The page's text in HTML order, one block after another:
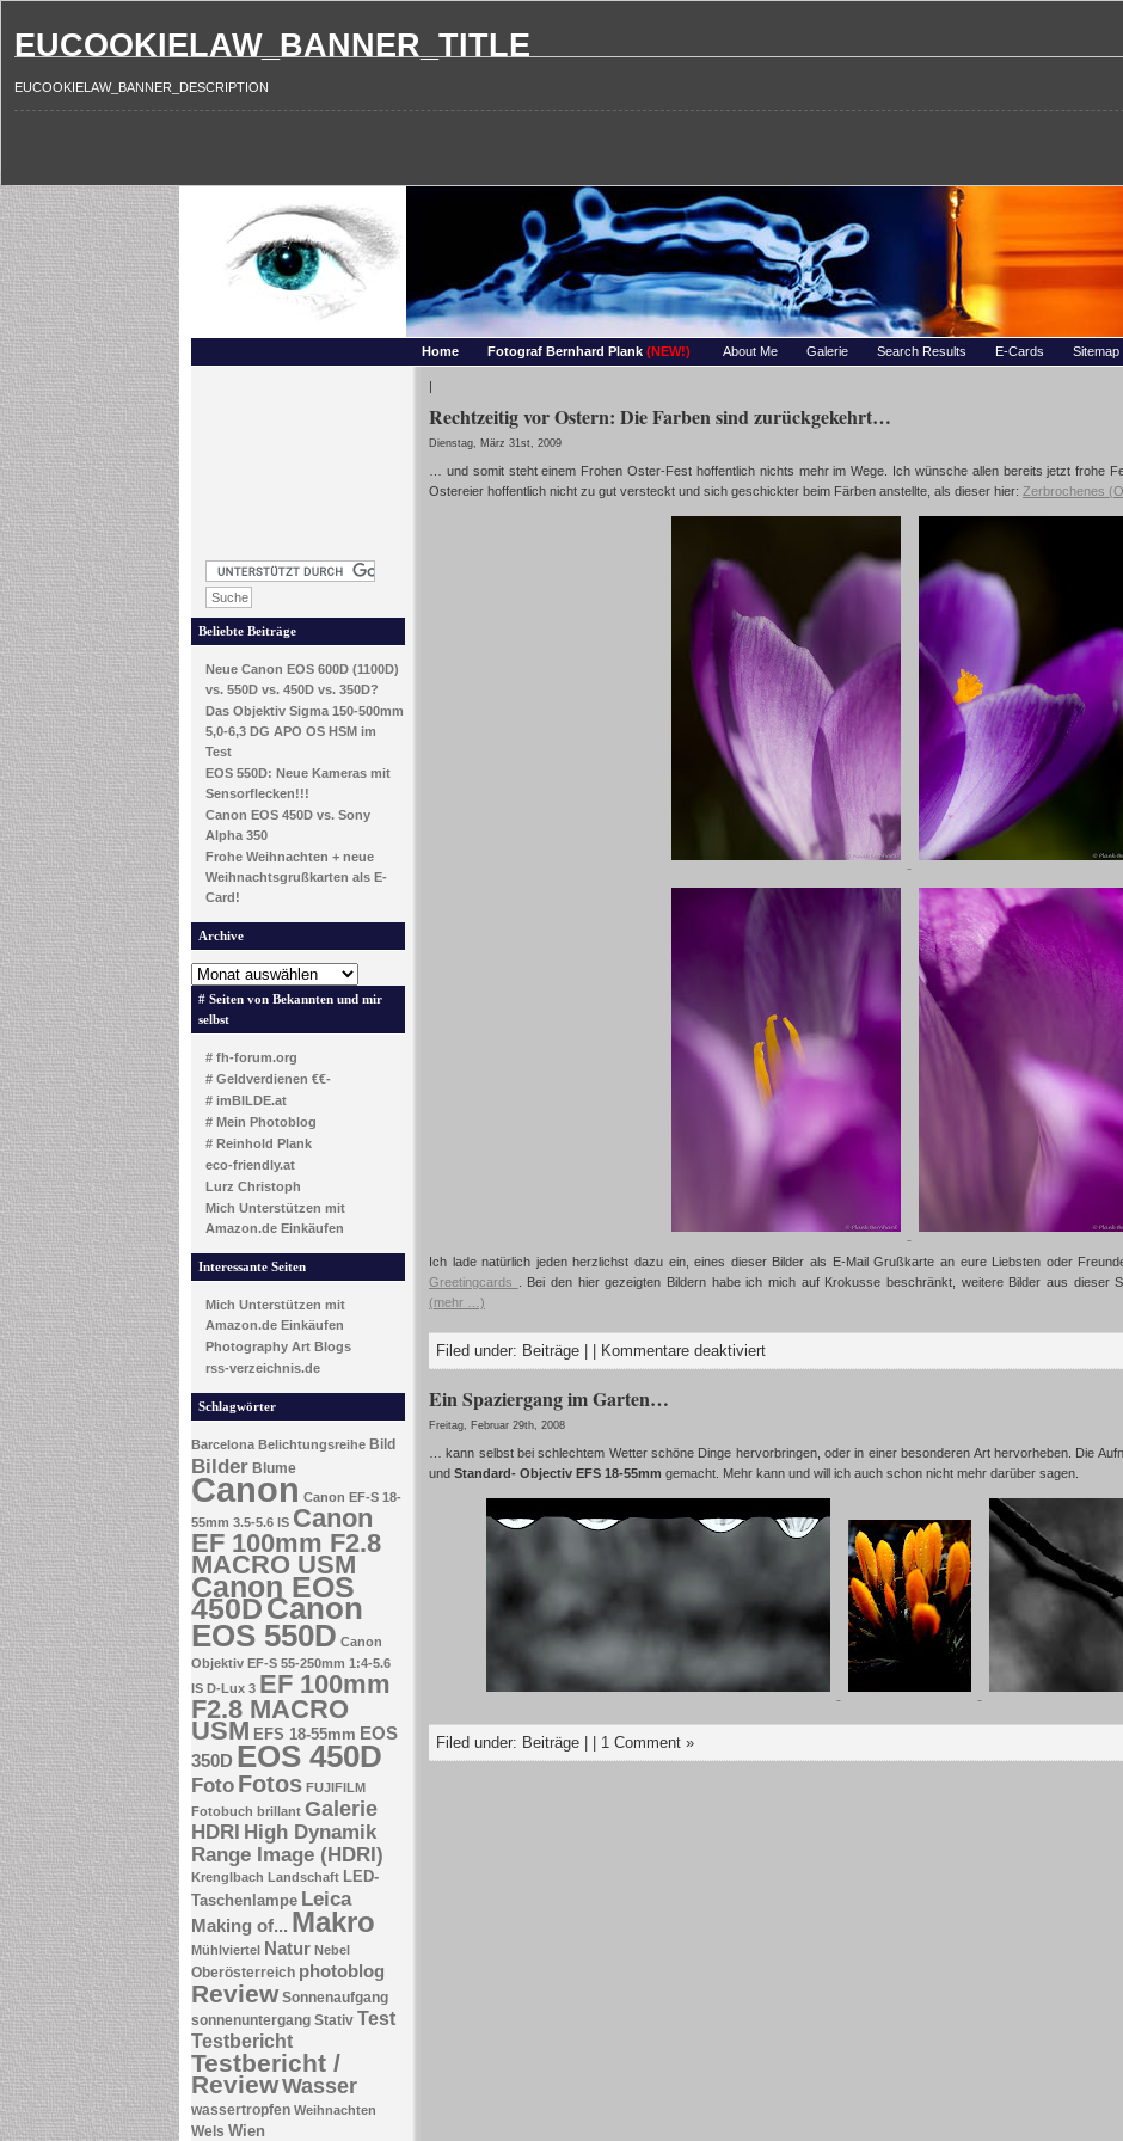
EUCOOKIELAW_BANNER_TITLE
EUCOOKIELAW_BANNER_DESCRIPTION
Home Fotograf Bernhard Plank (NEW!) About Me Galerie Search Results E-Cards Sitemap
Beliebte Beiträge
Neue Canon EOS 600D (1100D)
vs. 550D vs. 450D vs. 350D?
Das Objektiv Sigma 150-500mm
5,0-6,3 DG APO OS HSM im
Test
EOS 550D: Neue Kameras mit
Sensorflecken!!!
Canon EOS 450D vs. Sony
Alpha 350
Frohe Weihnachten + neue
Weihnachtsgrußkarten als E-
Card!
Archive
# Seiten von Bekannten und mir
selbst
# fh-forum.org
# Geldverdienen €€-
# imBILDE.at
# Mein Photoblog
# Reinhold Plank
eco-friendly.at
Lurz Christoph
Mich Unterstützen mit
Amazon.de Einkäufen
Interessante Seiten
Mich Unterstützen mit
Amazon.de Einkäufen
Photography Art Blogs
rss-verzeichnis.de
Schlagwörter
Barcelona Belichtungsreihe Bild
Bilder Blume
Canon Canon EF-S 18-
55mm 3.5-5.6 IS Canon
EF 100mm F2.8
MACRO USM
Canon EOS
450DCanon
EOS 550D Canon
Objektiv EF-S 55-250mm 1:4-5.6
IS D-Lux 3 EF 100mm
F2.8 MACRO
USM EFS 18-55mm EOS
350D EOS 450D
Foto Fotos FUJIFILM
Fotobuch brillant Galerie
HDRI High Dynamik
Range Image (HDRI)
Krenglbach Landschaft LED-
Taschenlampe Leica
Making of... Makro
Mühlviertel Natur Nebel
Oberösterreich photoblog
Review Sonnenaufgang
sonnenuntergang Stativ Test
Testbericht
Testbericht /
ReviewWasser
wassertropfen Weihnachten
Wels Wien
|
Rechtzeitig vor Ostern: Die Farben sind zurückgekehrt…
Dienstag, März 31st, 2009
… und somit steht einem Frohen Oster-Fest hoffentlich nichts mehr im Wege. Ich wünsche allen bereits jetzt frohe
Ostereier hoffentlich nicht zu gut versteckt und sich geschickter beim Färben anstellte, als dieser hier: Zerbrochenes
Ich lade natürlich jeden herzlichst dazu ein, eines dieser Bilder als E-Mail Grußkarte an eure Liebsten oder
Greetingcards
. Bei den hier gezeigten Bildern habe ich mich auf Krokusse beschränkt, weitere Bilder aus dieser
(mehr …)
Filed under: Beiträge Kommentare deaktiviert
Ein Spaziergang im Garten…
Freitag, Februar 29th, 2008
… kann selbst bei schlechtem Wetter schöne Dinge hervorbringen, oder in einer besonderen Art hervorheben. Die
und Standard- Objectiv EFS 18-55mm gemacht. Mehr kann und will ich auch schon nicht mehr darüber sagen.
Filed under: Beiträge 1 Comment »